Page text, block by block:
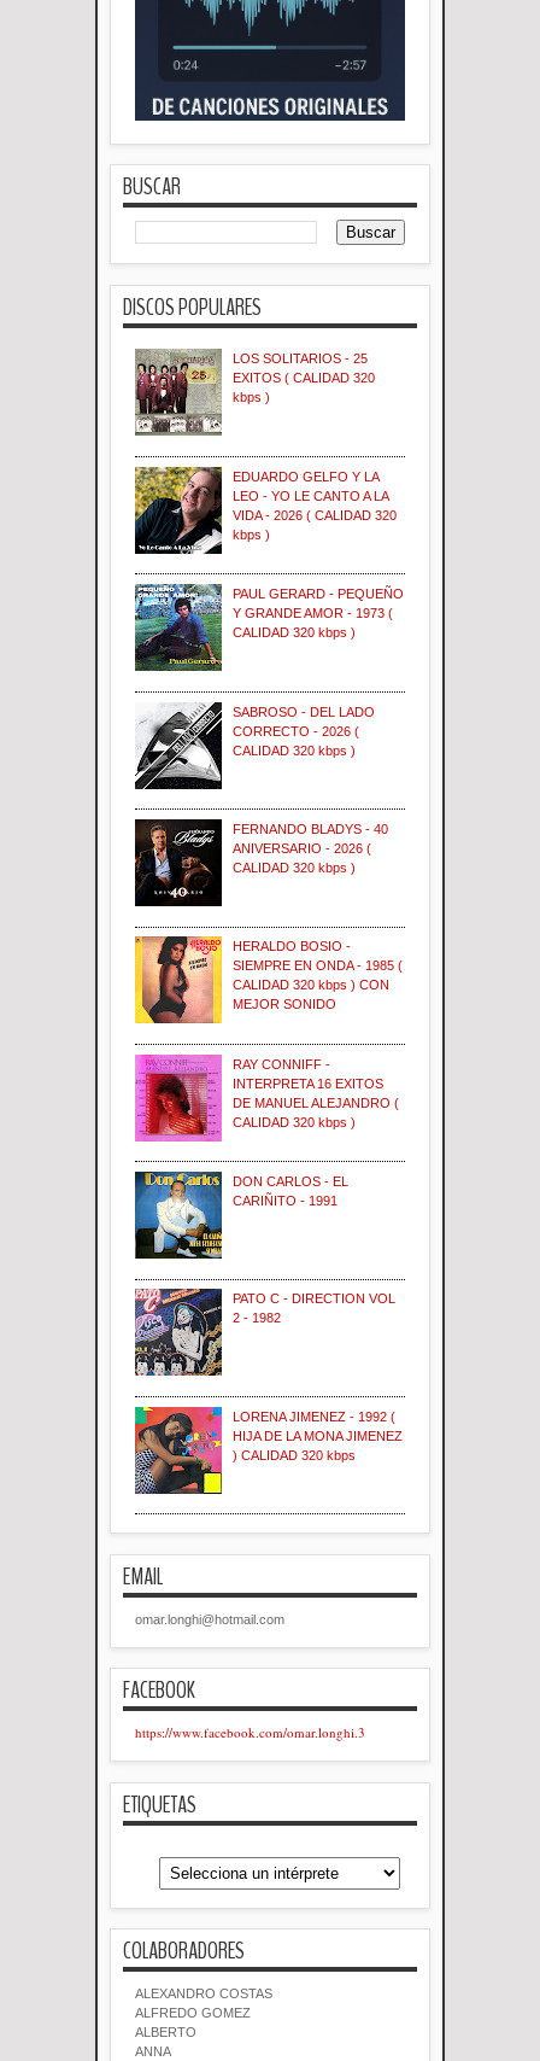
BUSCAR
DISCOS POPULARES
LOS SOLITARIOS - 25
EXITOS ( CALIDAD 320
kbps )
EDUARDO GELFO Y LA
LEO - YO LE CANTO A LA
VIDA - 2026 ( CALIDAD 320
kbps )
PAUL GERARD - PEQUEÑO
Y GRANDE AMOR - 1973 (
CALIDAD 320 kbps )
SABROSO - DEL LADO
CORRECTO - 2026 (
CALIDAD 320 kbps )
FERNANDO BLADYS - 40
ANIVERSARIO - 2026 (
CALIDAD 320 kbps )
HERALDO BOSIO -
SIEMPRE EN ONDA - 1985 (
CALIDAD 320 kbps ) CON
MEJOR SONIDO
RAY CONNIFF -
INTERPRETA 16 EXITOS
DE MANUEL ALEJANDRO (
CALIDAD 320 kbps )
DON CARLOS - EL
CARIÑITO - 1991
PATO C - DIRECTION VOL
2 - 1982
LORENA JIMENEZ - 1992 (
HIJA DE LA MONA JIMENEZ
) CALIDAD 320 kbps
EMAIL
omar.longhi@hotmail.com
FACEBOOK
https://www.facebook.com/omar.longhi.3
ETIQUETAS
COLABORADORES
ALEXANDRO COSTAS
ALFREDO GOMEZ
ALBERTO
ANNA